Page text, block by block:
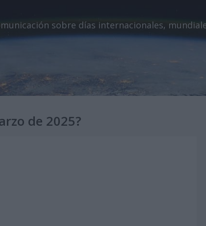
sobre días internacionales,
de 2025?